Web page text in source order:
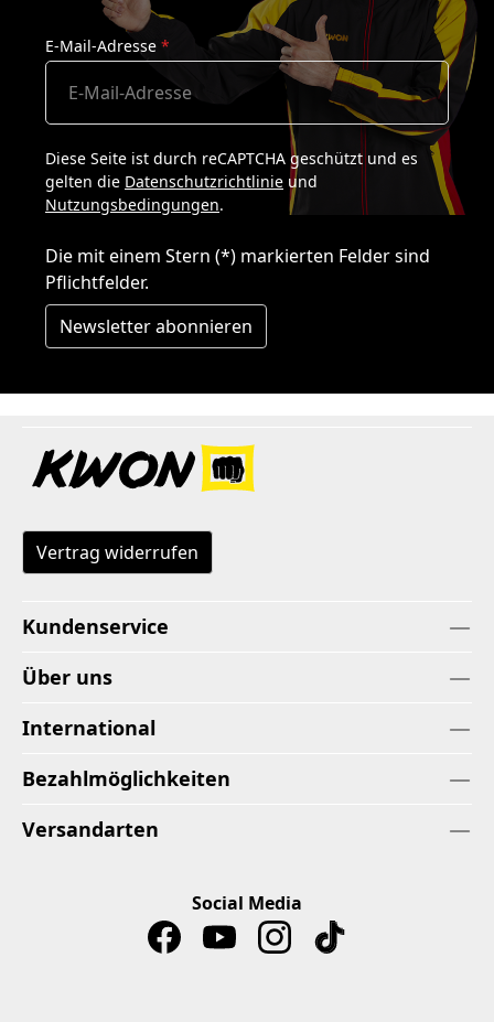
E-Mail-Adresse *
Diese Seite ist durch reCAPTCHA geschützt und es
gelten die Datenschutzrichtlinie und
Nutzungsbedingungen.
Die mit einem Stern (*) markierten Felder sind
Pflichtfelder.
Newsletter abonnieren
Vertrag widerrufen
Kundenservice
Über uns
International
Bezahlmöglichkeiten
Versandarten
Social Media